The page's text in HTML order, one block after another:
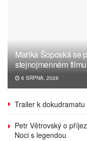
Marika Šoposká se
stejnojmenném filmu
6 SRPNA, 2026
Trailer k
Petr Větrovský o
Noci s legendou